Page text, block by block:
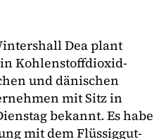
Dea plant
Kohlenstoffdioxid-
und dänischen
mit Sitz in
bekannt. Es habe
mit dem Flüssiggut-